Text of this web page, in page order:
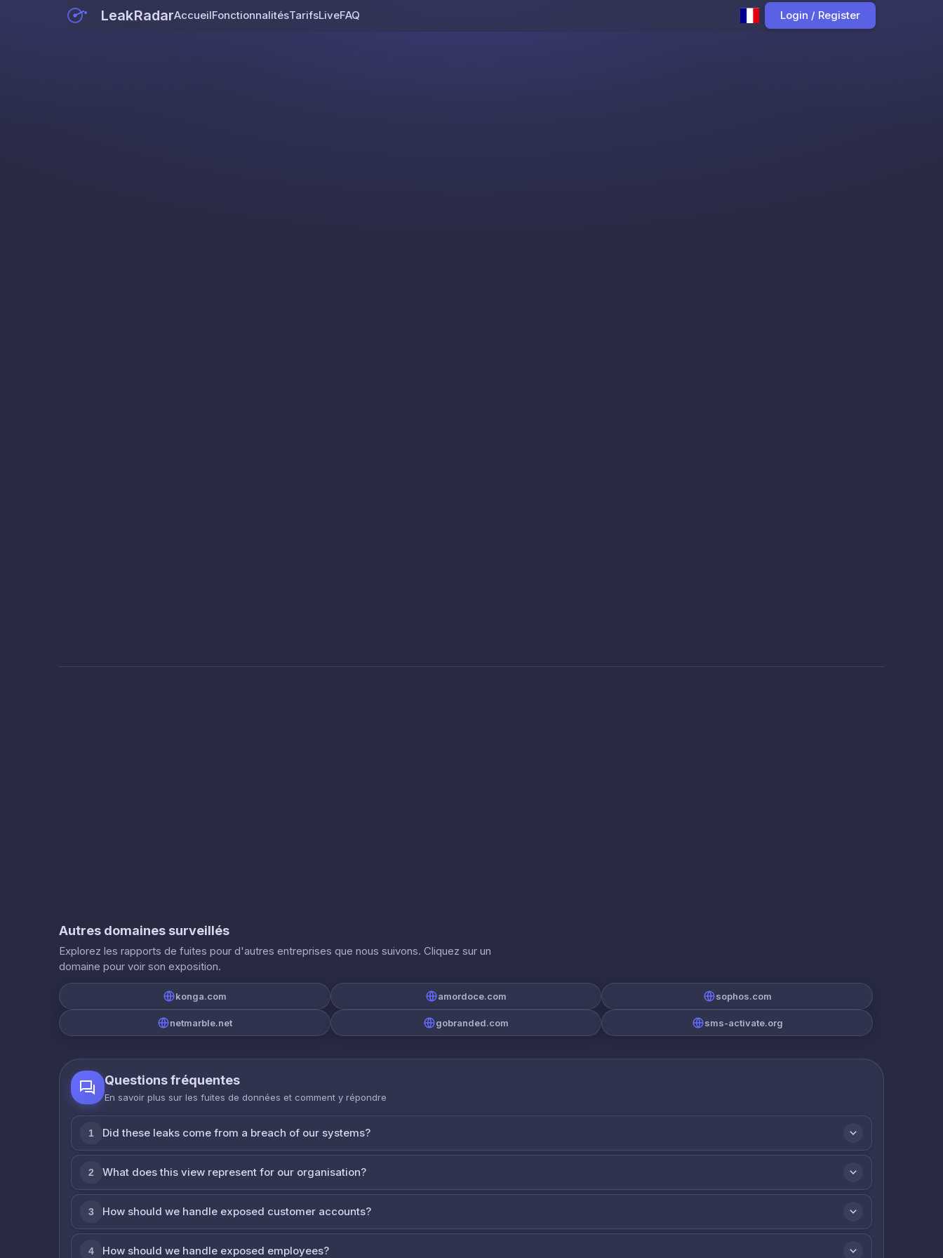
LeakRadarAccueilFonctionnalitésTarifsLiveFAQ Login / Register
Autres domaines surveillés
Explorez les rapports de fuites pour d'autres entreprises que nous suivons. Cliquez sur un
domaine pour voir son exposition.
konga.com amordoce.com sophos.com
netmarble.net gobranded.com sms-activate.org
Questions fréquentes
En savoir plus sur les fuites de données et comment y répondre
1 Did these leaks come from a breach of our systems?
2 What does this view represent for our organisation?
3 How should we handle exposed customer accounts?
4 How should we handle exposed employees?